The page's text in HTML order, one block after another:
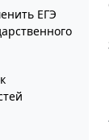
ЕГЭ